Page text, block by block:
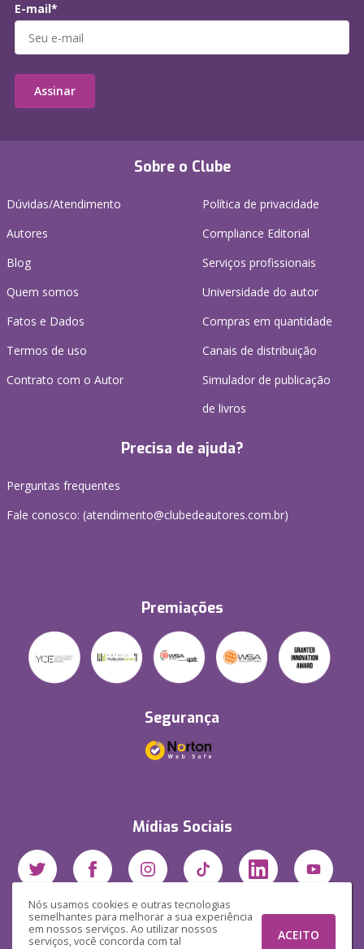
Nós usamos cookies e outras tecnologias
semelhantes para melhorar a sua experiência
em nossos serviços. Ao utilizar nossos
serviços, você concorda com tal
ACEITO
Sobre o Clube
Dúvidas/Atendimento
Autores
Blog
Quem somos
Fatos e Dados
Termos de uso
Contrato com o Autor
Política de privacidade
Compliance Editorial
Serviços profissionais
Universidade do autor
Compras em quantidade
Canais de distribuição
Simulador de publicação
de livros
Precisa de ajuda?
Perguntas frequentes
Fale conosco: (atendimento@clubedeautores.com.br)
Premiações
Segurança
Mídias Sociais
E-mail*
Assinar